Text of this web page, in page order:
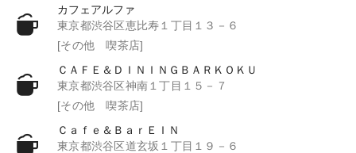
カフェアルファ
東京都渋谷区恵比寿１丁目１３－６
[その他 喫茶店]
ＣＡＦＥ＆ＤＩＮＩＮＧＢＡＲＫＯＫＵ
東京都渋谷区神南１丁目１５－７
[その他 喫茶店]
Ｃａｆｅ＆ＢａｒＥＩＮ
東京都渋谷区道玄坂１丁目１９－６